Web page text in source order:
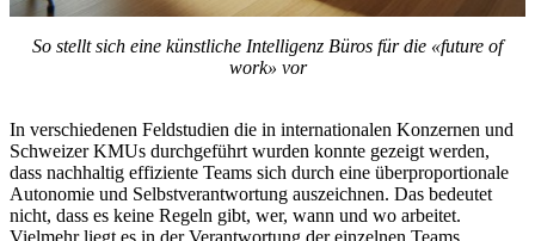
So stellt sich eine künstliche Intelligenz Büros für die «future of
work» vor
In verschiedenen Feldstudien die in internationalen Konzernen und
Schweizer KMUs durchgeführt wurden konnte gezeigt werden,
dass nachhaltig effiziente Teams sich durch eine überproportionale
Autonomie und Selbstverantwortung auszeichnen. Das bedeutet
nicht, dass es keine Regeln gibt, wer, wann und wo arbeitet.